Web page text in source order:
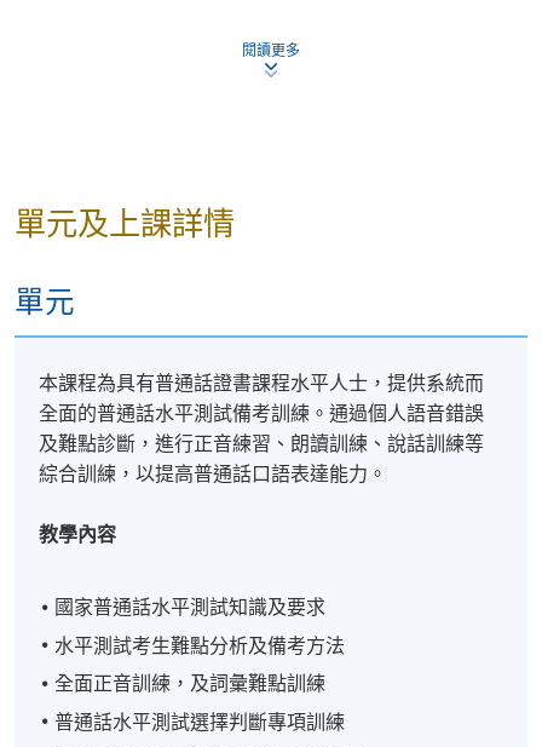
（共100小
現時接受報名
修業期
34 講
閱讀更多
單元及上課詳情
單元
本課程為具有普通話證書課程水平人士，提供系統而
全面的普通話水平測試備考訓練。通過個人語音錯誤
及難點診斷，進行正音練習、朗讀訓練、說話訓練等
綜合訓練，以提高普通話口語表達能力。
教學內容
國家普通話水平測試知識及要求
水平測試考生難點分析及備考方法
全面正音訓練，及詞彙難點訓練
普通話水平測試選擇判斷專項訓練